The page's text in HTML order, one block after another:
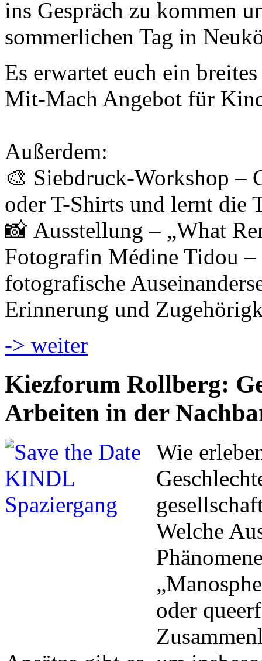
ins Gespräch zu kommen
sommerlichen Tag in
Es erwartet euch ein
Mit-Mach Angebot für
Außerdem:
🎨 Siebdruck-Workshop –
oder T-Shirts und lernt die
📸 Ausstellung – „What
Fotografin Médine Tidou
fotografische
Erinnerung und
-> weiter
Kiezforum Rollberg:
Arbeiten in der
Wie
Welche
oder